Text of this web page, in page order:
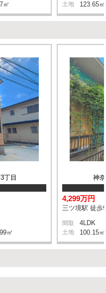
㎡ 土地 123.65㎡
丁目
㎡
神
4,299万円
三ツ境駅 徒歩
間取 4LDK
土地 100.15㎡